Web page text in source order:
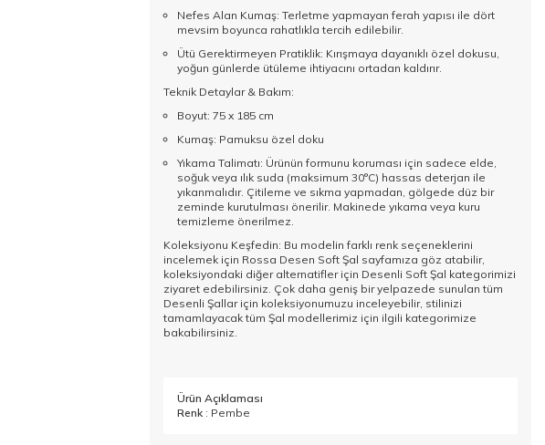
Nefes Alan Kumaş: Terletme yapmayan ferah yapısı ile dört
mevsim boyunca rahatlıkla tercih edilebilir.
Ütü Gerektirmeyen Pratiklik: Kırışmaya dayanıklı özel dokusu,
yoğun günlerde ütüleme ihtiyacını ortadan kaldırır.
Teknik Detaylar & Bakım:
Boyut: 75 x 185 cm
Kumaş: Pamuksu özel doku
Yıkama Talimatı: Ürünün formunu koruması için sadece elde,
soğuk veya ılık suda (maksimum 30°C) hassas deterjan ile
yıkanmalıdır. Çitileme ve sıkma yapmadan, gölgede düz bir
zeminde kurutulması önerilir. Makinede yıkama veya kuru
temizleme önerilmez.
Koleksiyonu Keşfedin: Bu modelin farklı renk seçeneklerini
incelemek için Rossa Desen Soft Şal sayfamıza göz atabilir,
koleksiyondaki diğer alternatifler için Desenli Soft Şal kategorimizi
ziyaret edebilirsiniz. Çok daha geniş bir yelpazede sunulan tüm
Desenli Şallariçin koleksiyonumuzu inceleyebilir, stilinizi
tamamlayacak tüm Şal modellerimiz için ilgili kategorimize
bakabilirsiniz.
Ürün Açıklaması
Renk : Pembe